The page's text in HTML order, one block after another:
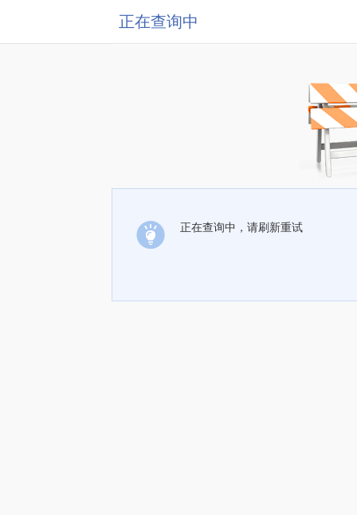
正在查询中
正在查询中，请刷新重试